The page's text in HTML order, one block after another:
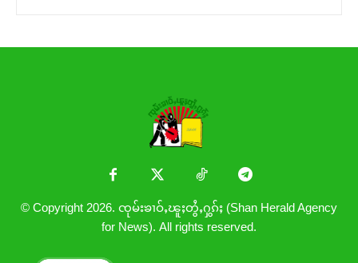
© Copyright 2026. ၸုမ်းၶၢဝ်ႇၽူႈတွႆႇႁွၵ်ႈ (Shan Herald Agency
for News). All rights reserved.